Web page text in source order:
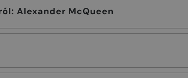
A márkáról: Alexander McQueen